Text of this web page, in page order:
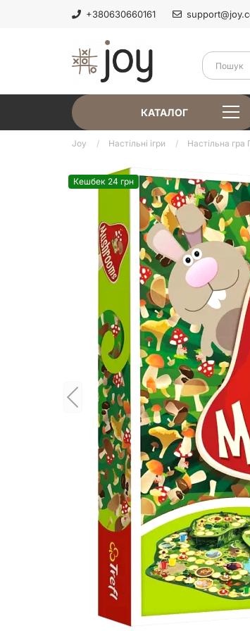
+380630660161
КАТАЛОГ
Joy Настільні ігри Настільна
Кешбек 24 грн